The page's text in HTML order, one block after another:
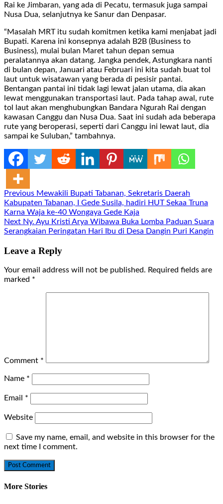
Rai ke Jimbaran, yang ada di Pecatu, termasuk juga sampai
Nusa Dua, selanjutnya ke Sanur dan Denpasar.
“Masalah MRT itu sudah komitmen ketika kami menjabat jadi
Bupati. Karena ini konsepnya adalah B2B (Business to
Business), mulai bulan Maret tahun depan semua
peralatannya akan datang. Jangka pendek, Astungkara nanti
di bulan depan, Januari atau Februari ini kita sudah buat tol
laut untuk wisatawan yang berada di pesisir pantai.
Bentangan pantai ini tidak lagi lewat jalan utama, dia akan
lewat menggunakan transportasi laut. Pada tahap awal, rute
tol laut akan menghubungkan Bandara Ngurah Rai dengan
kawasan Canggu dan Nusa Dua. Saat ini sudah ada beberapa
rute yang beroperasi, seperti dari Canggu ini lewat laut, dia
sampai ke Suluban,” tambahnya.
Continue
Reading
Previous Mewakili Bupati Tabanan, Sekretaris Daerah
Kabupaten Tabanan, I Gede Susila, hadiri HUT Sekaa Truna
Karna Waja ke-40 Wongaya Gede Kaja
Next Ny. Ayu Kristi Arya Wibawa Buka Lomba Paduan Suara
Serangkaian Peringatan Hari Ibu di Desa Dangin Puri Kangin
Leave a Reply
Your email address will not be published. Required fields are
marked *
Comment *
Name *
Email *
Website
Save my name, email, and website in this browser for the
next time I comment.
More Stories